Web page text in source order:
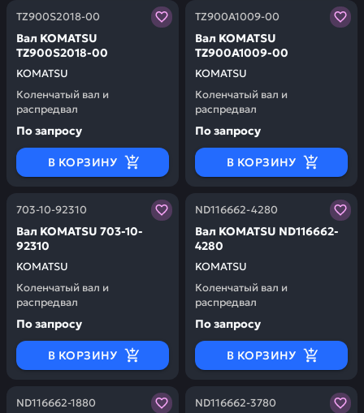
TZ900S2018-00
KOMATSU
Вал KOMATSU
TZ900S2018-00
Коленчатый вал и
распредвал
Заказывая запчасти у нас, вы получаете гарантию
По запросу
В КОРЗИНУ
TZ900A1009-00
KOMATSU
Вал KOMATSU
TZ900A1009-00
Коленчатый вал и
распредвал
Заказывая запчасти у
По запросу
В КОРЗИНУ
703-10-92310
KOMATSU
Вал KOMATSU 703-10-
92310
Коленчатый вал и
распредвал
Заказывая запчасти у нас, вы получаете гарантию
По запросу
В КОРЗИНУ
ND116662-4280
KOMATSU
Вал KOMATSU ND116662-
4280
Коленчатый вал и
распредвал
Заказывая запчасти у
По запросу
В КОРЗИНУ
ND116662-1880
Заказывая запчасти у нас, вы получаете гарантию
ND116662-3780
Заказывая запчасти у